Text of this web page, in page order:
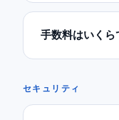
手数料はいくら
セキュリティ